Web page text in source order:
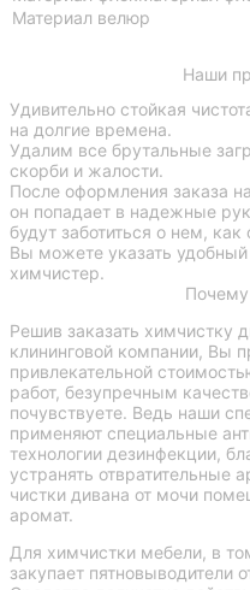
Материал велюр
Наши
Удивительно стойкая
на долгие времена.
Удалим все брутальные
скорби и жалости.
После оформления заказа
он попадает в надежные
будут заботиться о нем, как
Вы можете указать
химчистер.
Решив заказать химчистку
клининговой компании, Вы
привлекательной
работ, безупречным
почувствуете. Ведь наши
применяют специальные
технологии дезинфекции,
устранять отвратительные
чистки дивана от мочи
аромат.
Для химчистки мебели, в
закупает пятновыводители